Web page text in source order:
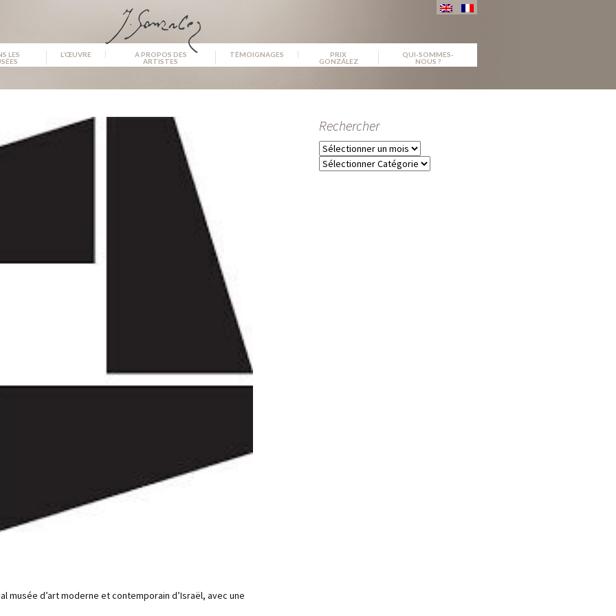
LES
L’ŒUVRE
A PROPOS DES
ARTISTES
TÉMOIGNAGES
PRIX
GONZÁLEZ
QUI-SOMMES-
NOUS ?
musée d’art moderne et contemporain d’Israël, avec une
Rechercher
Archives
Catégories